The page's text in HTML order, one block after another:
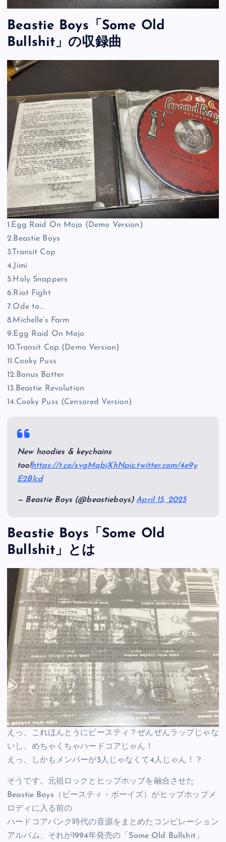
Beastie Boys「Some Old
Bullshit」の収録曲
1.Egg Raid On Mojo (Demo Version)
2.Beastie Boys
3.Transit Cop
4.Jimi
5.Holy Snappers
6.Riot Fight
7.Ode to…
8.Michelle’s Farm
9.Egg Raid On Mojo
10.Transit Cop (Demo Version)
11.Cooky Puss
12.Bonus Batter
13.Beastie Revolution
14.Cooky Puss (Censored Version)
New hoodies & keychains
too!https://t.co/svgMqbjXhNpic.twitter.com/4e9y
E2Blcd
— Beastie Boys (@beastieboys)April 15, 2025
Beastie Boys「Some Old
Bullshit」とは
えっ、これほんとうにビースティ？ぜんぜんラップじゃな
いし、めちゃくちゃハードコアじゃん！
えっ、しかもメンバーが3人じゃなくて4人じゃん！？
そうです。元祖ロックとヒップホップを融合させた
Beastie Boys（ビースティ・ボーイズ）がヒップホップメ
ロディに入る前の
ハードコアパンク時代の音源をまとめたコンピレーション
アルバム、それが1994年発売の「Some Old Bullshit」